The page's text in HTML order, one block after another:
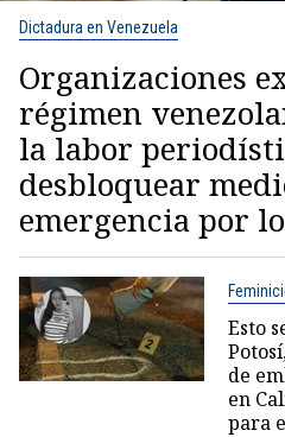
Dictadura en Venezuela
Organizaciones
régimen
la labor
desbloquear
emergencia por
Esto
de
en
para